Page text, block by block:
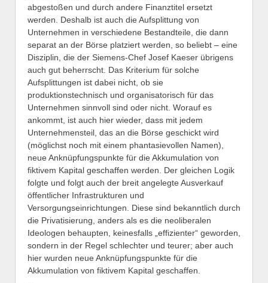
abgestoßen und durch andere Finanztitel ersetzt
werden. Deshalb ist auch die Aufsplittung von
Unternehmen in verschiedene Bestandteile, die dann
separat an der Börse platziert werden, so beliebt – eine
Disziplin, die der Siemens-Chef Josef Kaeser übrigens
auch gut beherrscht. Das Kriterium für solche
Aufsplittungen ist dabei nicht, ob sie
produktionstechnisch und organisatorisch für das
Unternehmen sinnvoll sind oder nicht. Worauf es
ankommt, ist auch hier wieder, dass mit jedem
Unternehmensteil, das an die Börse geschickt wird
(möglichst noch mit einem phantasievollen Namen),
neue Anknüpfungspunkte für die Akkumulation von
fiktivem Kapital geschaffen werden. Der gleichen Logik
folgte und folgt auch der breit angelegte Ausverkauf
öffentlicher Infrastrukturen und
Versorgungseinrichtungen. Diese sind bekanntlich durch
die Privatisierung, anders als es die neoliberalen
Ideologen behaupten, keinesfalls „effizienter“ geworden,
sondern in der Regel schlechter und teurer; aber auch
hier wurden neue Anknüpfungspunkte für die
Akkumulation von fiktivem Kapital geschaffen.